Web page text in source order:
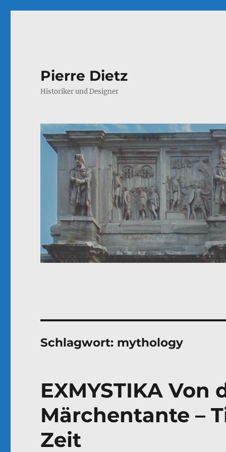
Pierre Dietz
Historiker und Designer
Schlagwort: mythology
EXMYSTIKA
Märchentante –
Zeit